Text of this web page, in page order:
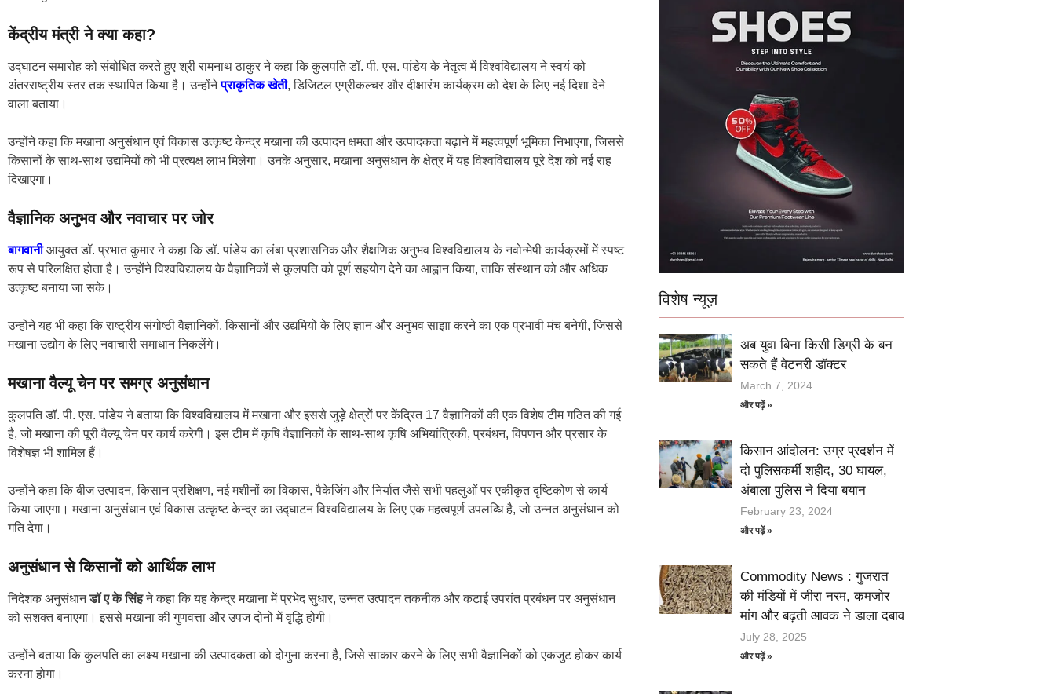
केंद्रीय मंत्री ने क्या कहा?
उद्घाटन समारोह को संबोधित करते हुए श्री रामनाथ ठाकुर ने कहा कि कुलपति डॉ. पी. एस. पांडेय के नेतृत्व में विश्वविद्यालय ने स्वयं को
अंतरराष्ट्रीय स्तर तक स्थापित किया है। उन्होंनेप्राकृतिक खेती, डिजिटल एग्रीकल्चर और दीक्षारंभ कार्यक्रम को देश के लिए नई दिशा देने
वाला बताया।
उन्होंने कहा कि मखाना अनुसंधान एवं विकास उत्कृष्ट केन्द्र मखाना की उत्पादन क्षमता और उत्पादकता बढ़ाने में महत्वपूर्ण भूमिका निभाएगा, जिससे
किसानों के साथ-साथ उद्यमियों को भी प्रत्यक्ष लाभ मिलेगा। उनके अनुसार, मखाना अनुसंधान के क्षेत्र में यह विश्वविद्यालय पूरे देश को नई राह
दिखाएगा।
वैज्ञानिक अनुभव और नवाचार पर जोर
बागवानीआयुक्त डॉ. प्रभात कुमार ने कहा कि डॉ. पांडेय का लंबा प्रशासनिक और शैक्षणिक अनुभव विश्वविद्यालय के नवोन्मेषी कार्यक्रमों में स्पष्ट
रूप से परिलक्षित होता है। उन्होंने विश्वविद्यालय के वैज्ञानिकों से कुलपति को पूर्ण सहयोग देने का आह्वान किया, ताकि संस्थान को और अधिक
उत्कृष्ट बनाया जा सके।
उन्होंने यह भी कहा कि राष्ट्रीय संगोष्ठी वैज्ञानिकों, किसानों और उद्यमियों के लिए ज्ञान और अनुभव साझा करने का एक प्रभावी मंच बनेगी, जिससे
मखाना उद्योग के लिए नवाचारी समाधान निकलेंगे।
मखाना वैल्यू चेन पर समग्र अनुसंधान
कुलपति डॉ. पी. एस. पांडेय ने बताया कि विश्वविद्यालय में मखाना और इससे जुड़े क्षेत्रों पर केंद्रित 17 वैज्ञानिकों की एक विशेष टीम गठित की गई
है, जो मखाना की पूरी वैल्यू चेन पर कार्य करेगी। इस टीम में कृषि वैज्ञानिकों के साथ-साथ कृषि अभियांत्रिकी, प्रबंधन, विपणन और प्रसार के
विशेषज्ञ भी शामिल हैं।
उन्होंने कहा कि बीज उत्पादन, किसान प्रशिक्षण, नई मशीनों का विकास, पैकेजिंग और निर्यात जैसे सभी पहलुओं पर एकीकृत दृष्टिकोण से कार्य
किया जाएगा। मखाना अनुसंधान एवं विकास उत्कृष्ट केन्द्र का उद्घाटन विश्वविद्यालय के लिए एक महत्वपूर्ण उपलब्धि है, जो उन्नत अनुसंधान को
गति देगा।
अनुसंधान से किसानों को आर्थिक लाभ
निदेशक अनुसंधानडॉ ए के सिंहने कहा कि यह केन्द्र मखाना में प्रभेद सुधार, उन्नत उत्पादन तकनीक और कटाई उपरांत प्रबंधन पर अनुसंधान
को सशक्त बनाएगा। इससे मखाना की गुणवत्ता और उपज दोनों में वृद्धि होगी।
उन्होंने बताया कि कुलपति का लक्ष्य मखाना की उत्पादकता को दोगुना करना है, जिसे साकार करने के लिए सभी वैज्ञानिकों को एकजुट होकर कार्य
करना होगा।
विशेष न्यूज़
अब युवा बिना किसी डिग्री के बन
सकते हैं वेटनरी डॉक्टर
March 7, 2024
और पढ़ें »
किसान आंदोलन: उग्र प्रदर्शन में
दो पुलिसकर्मी शहीद, 30 घायल,
अंबाला पुलिस ने दिया बयान
February 23, 2024
और पढ़ें »
Commodity News : गुजरात
की मंडियों में जीरा नरम, कमजोर
मांग और बढ़ती आवक ने डाला दबाव
July 28, 2025
और पढ़ें »